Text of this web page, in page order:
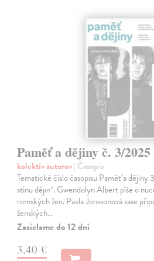
Paměť a dějiny č. 3/2025
kolektív autorov| Časopis
Tematické číslo časopisu Paměť a
stínu dějin“. Gwendolyn Albert píše o
romských žen. Pavla Jonssonová zase
ženských…
Zasielame do 12 dní
3,40 €